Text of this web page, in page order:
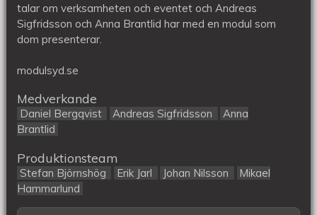
talar om verksamheten och eventet och Andreas
Sigfridsson och Anna Brantlid har med en modul som
dom presenterar.
modulsyd.se
Medverkande
Daniel Bergqvist Andreas Sigfridsson
Anna
Brantlid
Produktionsteam
Stefan Björnshög Erik Jarl Johan Nilsson
Mikael
Hammarlund